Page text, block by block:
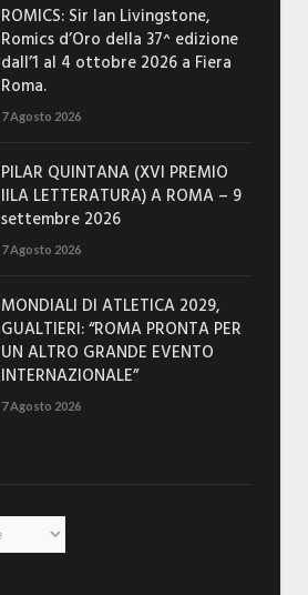
ROMICS: Sir Ian Livingstone,
Romics d’Oro della 37^ edizione
dall’1 al 4 ottobre 2026 a Fiera
Roma.
7 Agosto 2026
PILAR QUINTANA (XVI PREMIO
IILA LETTERATURA) A ROMA – 9
settembre 2026
7 Agosto 2026
MONDIALI DI ATLETICA 2029,
GUALTIERI: “ROMA PRONTA PER
UN ALTRO GRANDE EVENTO
INTERNAZIONALE”
7 Agosto 2026